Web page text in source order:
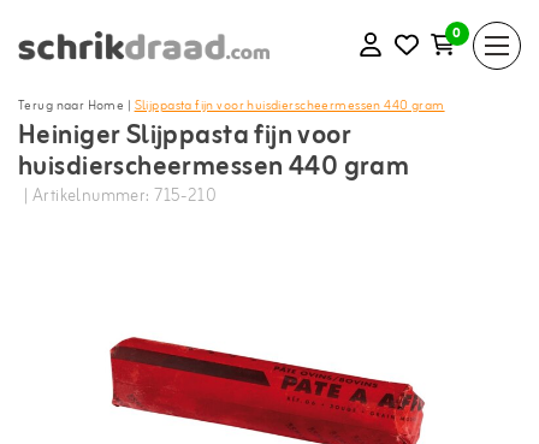
0
Terug naar Home |Slijppasta fijn voor huisdierscheermessen 440 gram
Heiniger Slijppasta fijn voor
huisdierscheermessen 440 gram
| Artikelnummer: 715-210